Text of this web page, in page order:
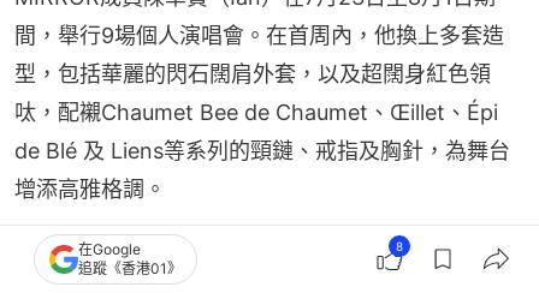
間，舉行9場個人演唱會。在首周內，他換上多套造
型，包括華麗的閃石闊肩外套，以及超闊身紅色領
呔，配襯Chaumet Bee de Chaumet、Œillet、Épi
de Blé 及 Liens等系列的頸鏈、戒指及胸針，為舞台
增添高雅格調。
在Google
追蹤《香港01》
8